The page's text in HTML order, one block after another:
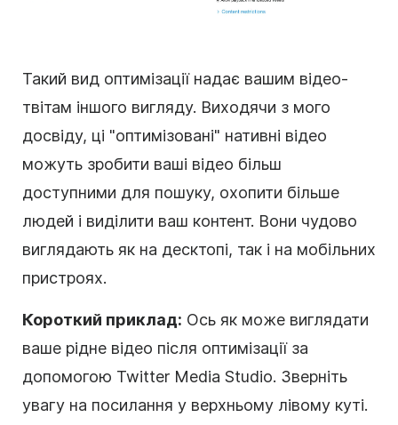
Такий вид оптимізації надає вашим відео-
твітам іншого вигляду. Виходячи з мого
досвіду, ці "оптимізовані" нативні відео
можуть зробити ваші відео більш
доступними для пошуку, охопити більше
людей і виділити ваш контент. Вони чудово
виглядають як на десктопі, так і на мобільних
пристроях.
Короткий приклад: Ось як може виглядати
ваше рідне відео після оптимізації за
допомогою Twitter Media Studio. Зверніть
увагу на посилання у верхньому лівому куті.